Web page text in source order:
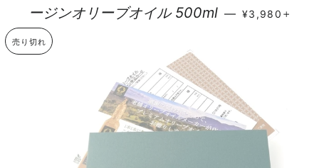
ージンオリーブオイル 500ml — 通常価格
¥3,980
売り切れ